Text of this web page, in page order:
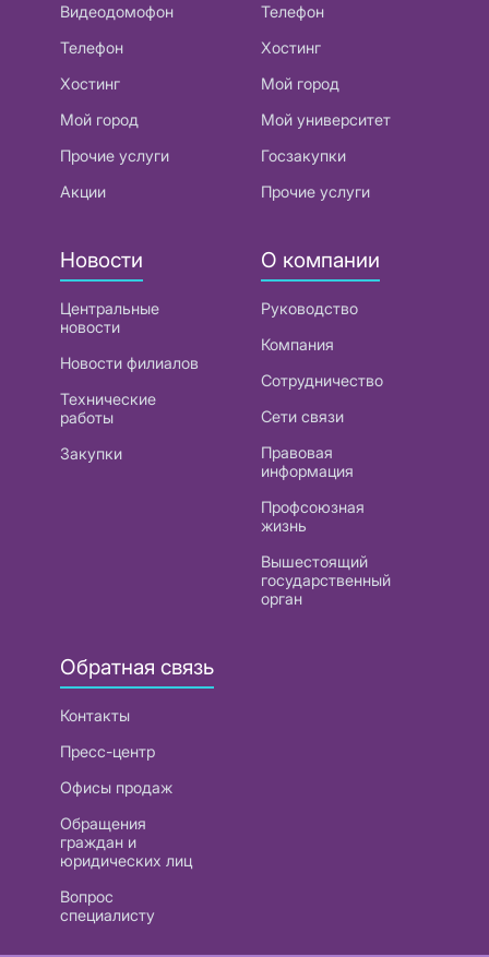
Видеодомофон
Телефон
Хостинг
Мой город
Прочие услуги
Акции
Телефон
Хостинг
Мой город
Мой университет
Госзакупки
Прочие услуги
Новости
Центральные
новости
Новости филиалов
Технические
работы
Закупки
О компании
Руководство
Компания
Сотрудничество
Сети связи
Правовая
информация
Профсоюзная
жизнь
Вышестоящий
государственный
орган
Обратная связь
Контакты
Пресс-центр
Офисы продаж
Обращения
граждан и
юридических лиц
Вопрос
специалисту